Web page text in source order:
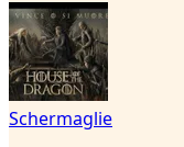
Schermaglie